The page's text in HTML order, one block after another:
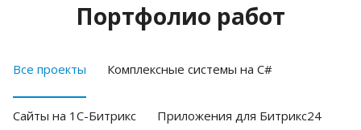
Портфолио работ
Все проекты Комплексные системы на C#
Cайты на 1С-Битрикс Приложения для Битрикс24